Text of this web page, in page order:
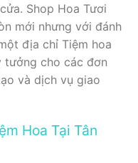
Shop Hoa Tươi
mới nhưng với đánh
địa chỉ Tiệm hoa
tưởng cho các đơn
và dịch vụ giao
Hoa Tại Tân